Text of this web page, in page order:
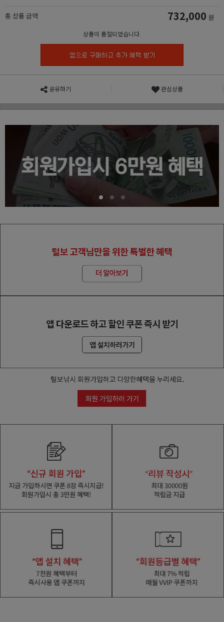
총 상품 금액 732,000 원
상품이 품절되었습니다.
공유하기 관심상품